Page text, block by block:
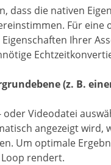
dass die nativen
Für
Ihrer
(z. B.
oder Videodatei
angezeigt wird,
Um optimale
rendert.